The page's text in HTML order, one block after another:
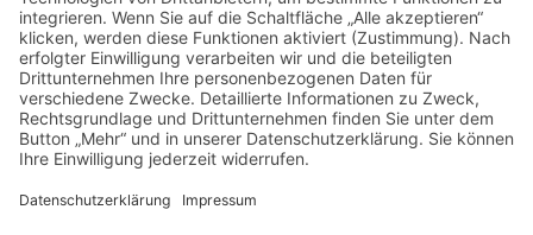
Herausgeber
Datenschutz
Impressum
Bearbeitungsstand
Hilfe